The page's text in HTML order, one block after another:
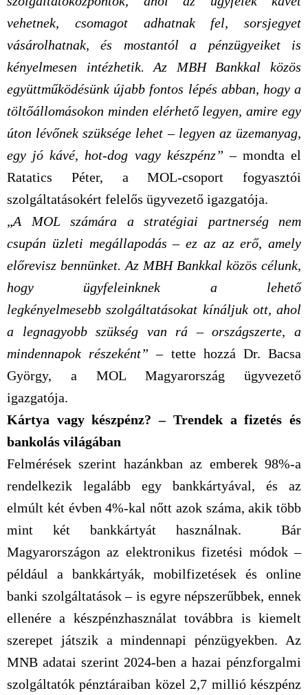
vehetnek, csomagot adhatnak fel, sorsjegyet
vásárolhatnak, és mostantól a pénzügyeiket is
kényelmesen intézhetik. Az MBH Bankkal közös
együttműködésünk újabb fontos lépés abban, hogy a
töltőállomásokon minden elérhető legyen, amire egy
úton lévőnek szüksége lehet – legyen az üzemanyag,
egy jó kávé, hot-dog vagy készpénz” – mondta el
Ratatics Péter, a MOL-csoport fogyasztói
szolgáltatásokért felelős ügyvezető igazgatója.
„A MOL számára a stratégiai partnerség nem
csupán üzleti megállapodás – ez az az erő, amely
előrevisz bennünket. Az MBH Bankkal közös célunk,
hogy ügyfeleinknek a lehető
legkényelmesebb szolgáltatásokat kínáljuk ott, ahol
a legnagyobb szükség van rá – országszerte, a
mindennapok részeként” – tette hozzá Dr. Bacsa
György, a MOL Magyarország ügyvezető
igazgatója.
Kártya vagy készpénz? – Trendek a fizetés és
bankolás világában
Felmérések szerint hazánkban az emberek 98%-a
rendelkezik legalább egy bankkártyával, és az
elmúlt két évben 4%-kal nőtt azok száma, akik több
mint két bankkártyát használnak. Bár
Magyarországon az elektronikus fizetési módok –
például a bankkártyák, mobilfizetések és online
banki szolgáltatások – is egyre népszerűbbek, ennek
ellenére a készpénzhasználat továbbra is kiemelt
szerepet játszik a mindennapi pénzügyekben. Az
MNB adatai szerint 2024-ben a hazai pénzforgalmi
szolgáltatók pénztáraiban közel 2,7 millió készpénz